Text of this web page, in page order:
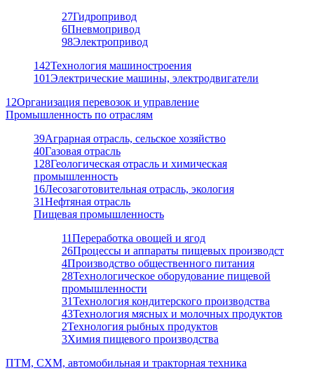
27Гидропривод
6Пневмопривод
98Электропривод
142Технология машиностроения
101Электрические машины, электродвигатели
12Организация перевозок и управление
Промышленность по отраслям
39Аграрная отрасль, сельское хозяйство
40Газовая отрасль
128Геологическая отрасль и химическая
промышленность
16Лесозаготовительная отрасль, экология
31Нефтяная отрасль
Пищевая промышленность
11Переработка овощей и ягод
26Процессы и аппараты пищевых производст
4Производство общественного питания
28Технологическое оборудование пищевой
промышленности
31Технология кондитерского производства
43Технология мясных и молочных продуктов
2Технология рыбных продуктов
3Химия пищевого производства
ПТМ, СХМ, автомобильная и тракторная техника